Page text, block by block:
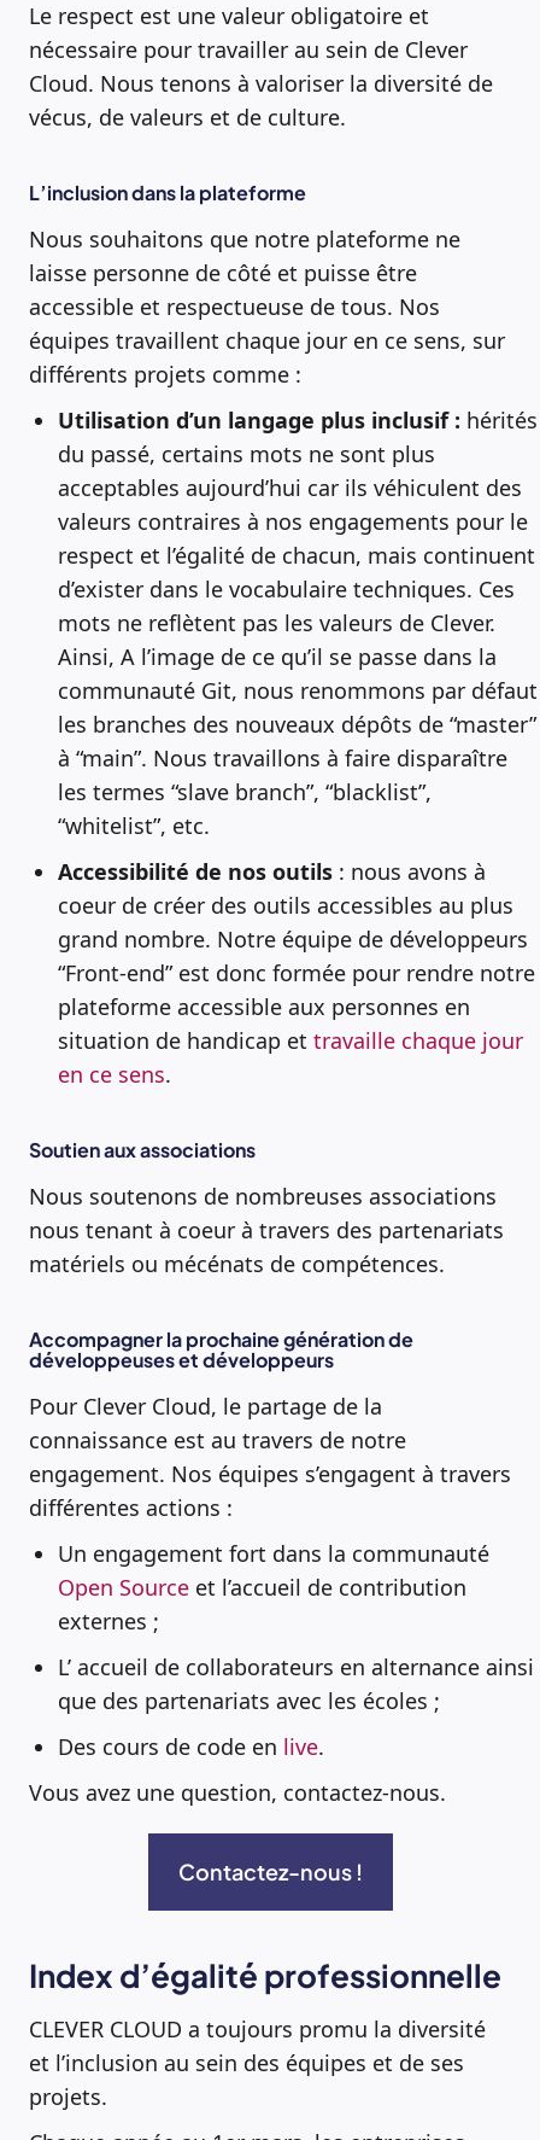
Le respect est une valeur obligatoire et
nécessaire pour travailler au sein de Clever
Cloud. Nous tenons à valoriser la diversité de
vécus, de valeurs et de culture.
L’inclusion dans la plateforme
Nous souhaitons que notre plateforme ne
laisse personne de côté et puisse être
accessible et respectueuse de tous. Nos
équipes travaillent chaque jour en ce sens, sur
différents projets comme :
Utilisation d’un langage plus inclusif : hérités
du passé, certains mots ne sont plus
acceptables aujourd’hui car ils véhiculent des
valeurs contraires à nos engagements pour le
respect et l’égalité de chacun, mais continuent
d’exister dans le vocabulaire techniques. Ces
mots ne reflètent pas les valeurs de Clever.
Ainsi, A l’image de ce qu’il se passe dans la
communauté Git, nous renommons par défaut
les branches des nouveaux dépôts de “master”
à “main”. Nous travaillons à faire disparaître
les termes “slave branch”, “blacklist”,
“whitelist”, etc.
Accessibilité de nos outils : nous avons à
coeur de créer des outils accessibles au plus
grand nombre. Notre équipe de développeurs
“Front-end” est donc formée pour rendre notre
plateforme accessible aux personnes en
situation de handicap et travaille chaque jour
en ce sens.
Soutien aux associations
Nous soutenons de nombreuses associations
nous tenant à coeur à travers des partenariats
matériels ou mécénats de compétences.
Accompagner la prochaine génération de
développeuses et développeurs
Pour Clever Cloud, le partage de la
connaissance est au travers de notre
engagement. Nos équipes s’engagent à travers
différentes actions :
Un engagement fort dans la communauté
Open Source et l’accueil de contribution
externes ;
L’ accueil de collaborateurs en alternance ainsi
que des partenariats avec les écoles ;
Des cours de code en live.
Vous avez une question, contactez-nous.
Contactez-nous !
Index d’égalité professionnelle
CLEVER CLOUD a toujours promu la diversité
et l’inclusion au sein des équipes et de ses
projets.